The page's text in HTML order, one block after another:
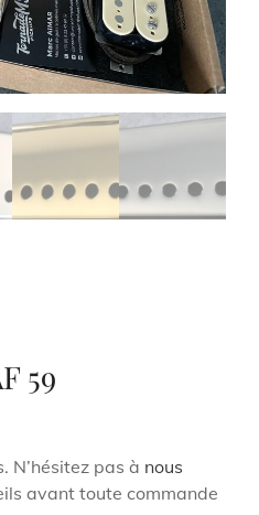
59
€
N’hésitez pas à nous
avant toute commande